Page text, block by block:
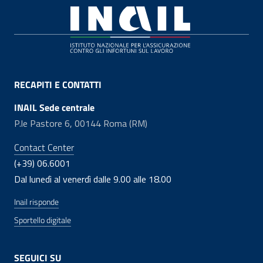
RECAPITI E CONTATTI
INAIL Sede centrale
P.le Pastore 6, 00144 Roma (RM)
Contact Center
(+39) 06.6001
Dal lunedì al venerdì dalle 9.00 alle 18.00
Inail risponde
Sportello digitale
SEGUICI SU